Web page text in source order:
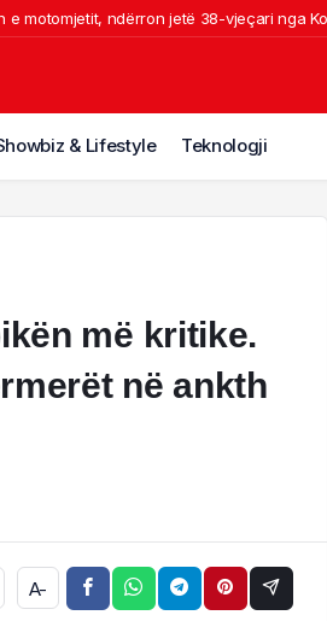
e motomjetit, ndërron jetë 38-vjeçari nga
& Lifestyle Teknologji
më kritike.
në ankth
A-